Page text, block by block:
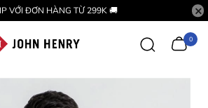
VỚI ĐƠN HÀNG TỪ 299K 🚚
0